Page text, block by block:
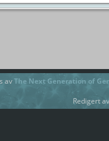
avThe Next Generation of
Redigert av